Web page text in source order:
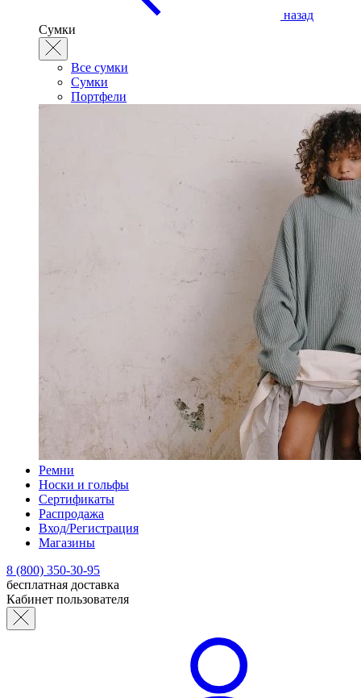
назад
Сумки
Все сумки
Сумки
Портфели
Ремни
Носки и гольфы
Сертификаты
Распродажа
Вход/Регистрация
Магазины
8 (800) 350-30-95
бесплатная доставка
Кабинет пользователя